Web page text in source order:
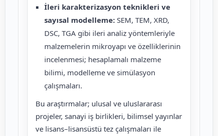
İleri karakterizasyon teknikleri ve
sayısal modelleme: SEM, TEM, XRD,
DSC, TGA gibi ileri analiz yöntemleriyle
malzemelerin mikroyapı ve özelliklerinin
incelenmesi; hesaplamalı malzeme
bilimi, modelleme ve simülasyon
çalışmaları.
Bu araştırmalar; ulusal ve uluslararası
projeler, sanayi iş birlikleri, bilimsel yayınlar
ve lisans–lisansüstü tez çalışmaları ile